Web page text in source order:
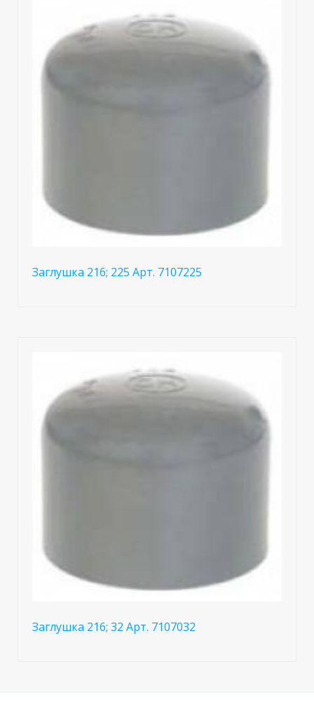
Заглушка 216; 225 Арт. 7107225
Заглушка 216; 32 Арт. 7107032